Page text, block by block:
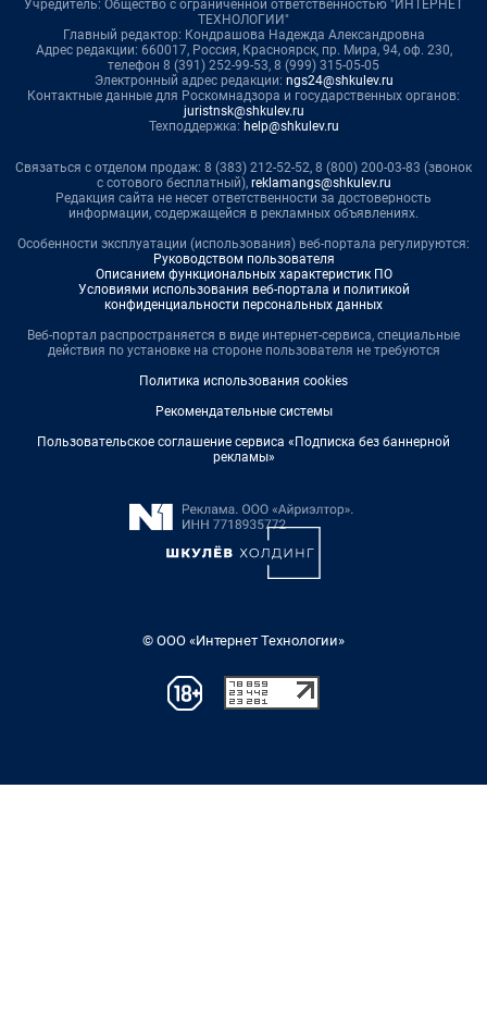
Учредитель: Общество с ограниченной ответственностью "ИНТЕРНЕТ
ТЕХНОЛОГИИ"
Главный редактор: Кондрашова Надежда Александровна
Адрес редакции: 660017, Россия, Красноярск, пр. Мира, 94, оф. 230,
телефон 8 (391) 252-99-53, 8 (999) 315-05-05
Электронный адрес редакции: ngs24@shkulev.ru
Контактные данные для Роскомнадзора и государственных органов:
juristnsk@shkulev.ru
Техподдержка: help@shkulev.ru
Связаться с отделом продаж: 8 (383) 212-52-52, 8 (800) 200-03-83 (звонок
с сотового бесплатный), reklamangs@shkulev.ru
Редакция сайта не несет ответственности за достоверность
информации, содержащейся в рекламных объявлениях.
Особенности эксплуатации (использования) веб-портала регулируются:
Руководством пользователя
Описанием функциональных характеристик ПО
Условиями использования веб-портала и политикой
конфиденциальности персональных данных
Веб-портал распространяется в виде интернет-сервиса, специальные
действия по установке на стороне пользователя не требуются
Политика использования cookies
Рекомендательные системы
Пользовательское соглашение сервиса «Подписка без баннерной
рекламы»
© ООО «Интернет Технологии»